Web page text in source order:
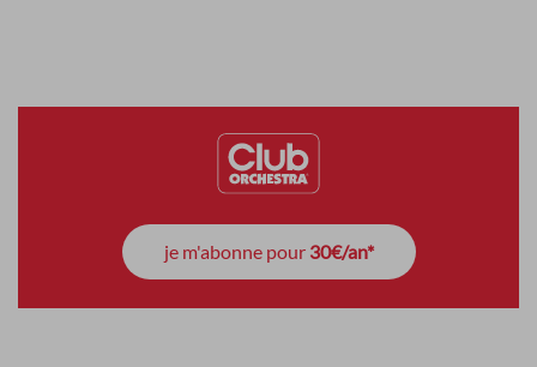
je m'abonne pour 30€/an*